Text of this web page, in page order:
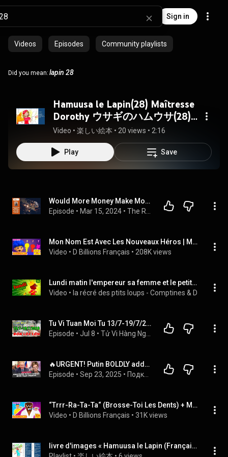
Sign in
Videos Episodes Community playlists
Did you mean: lapin 28
Hamuusa le Lapin(28) Maîtresse
Dorothy ウサギのハムウサ(28)
ドロシー先生
Video • 楽しい絵本 • 20 views • 2:16
Play Save
Would More Money Make Most of Your Problems Vanish?
Episode • Mar 15, 2024 •
Mon Nom Est Avec Les Nouveaux Héros | Méga Compilation | D Billions Chansons pour Bébé
Video • D Billions Français • 208K views
Lundi matin l'empereur sa femme et le petit prince 👑👑👑 et une heure de petites comptines pour bébé
Video • la récré des ptits loups - Comptines & Docus •
Tu Vi Tuan Moi Tu 13/7-19/7/2026 Thời Cơ Đổi Vận Con Giáp Này Được Lộc Trời Ban Tiền Vào Như Nước
Episode • Jul 8 •
🔥URGENT! Putin BOLDLY addressed Trump. CRAZY in the Kremlin: HELL-LIKE PURGES. Simonyan DIES. ROM...
Episode • Sep 23, 2025 •
“Trrr-Ra-Ta-Ta“ (Brosse-Toi Les Dents) + Méga Compilation D Billions Chansons pour Bébé
Video • D Billions Français • 31K views
livre d'images « Hamuusa le Lapin (Français) » 絵本「ウサギのハムウサ(フランス語)」